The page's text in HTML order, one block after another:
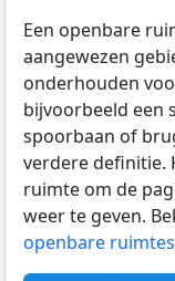
Een openbare
aangewezen
onderhouden
bijvoorbeeld een
spoorbaan of
verdere definitie.
ruimte om de
weer te geven.
openbare ruimtes